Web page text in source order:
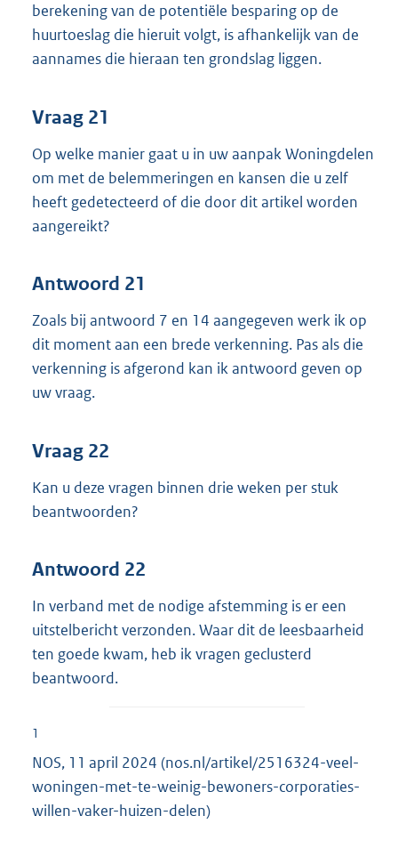
berekening van de potentiële besparing op de
huurtoeslag die hieruit volgt, is afhankelijk van de
aannames die hieraan ten grondslag liggen.
Vraag 21
Op welke manier gaat u in uw aanpak Woningdelen
om met de belemmeringen en kansen die u zelf
heeft gedetecteerd of die door dit artikel worden
aangereikt?
Antwoord 21
Zoals bij antwoord 7 en 14 aangegeven werk ik op
dit moment aan een brede verkenning. Pas als die
verkenning is afgerond kan ik antwoord geven op
uw vraag.
Vraag 22
Kan u deze vragen binnen drie weken per stuk
beantwoorden?
Antwoord 22
In verband met de nodige afstemming is er een
uitstelbericht verzonden. Waar dit de leesbaarheid
ten goede kwam, heb ik vragen geclusterd
beantwoord.
1
NOS, 11 april 2024 (nos.nl/artikel/2516324-veel-
woningen-met-te-weinig-bewoners-corporaties-
willen-vaker-huizen-delen)